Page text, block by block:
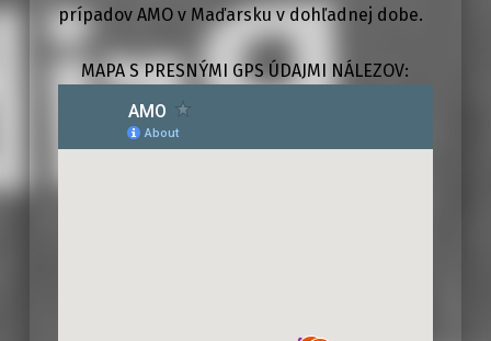
prípadov AMO v Maďarsku v dohľadnej dobe.
MAPA S PRESNÝMI GPS ÚDAJMI NÁLEZOV: